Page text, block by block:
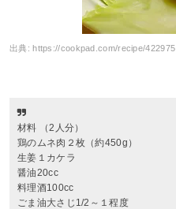
出典:https://cookpad.com/recipe/422975
材料 （2人分）
鶏のムネ肉２枚（約450g）
生姜１カケラ
醤油20cc
料理酒100cc
ごま油大さじ1/2～１程度